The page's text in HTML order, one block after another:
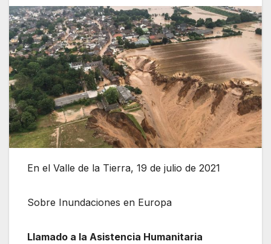
En el Valle de la Tierra, 19 de julio de 2021
Sobre Inundaciones en Europa
Llamado a la Asistencia Humanitaria